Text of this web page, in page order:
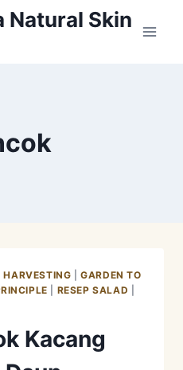
Natural Skin
HARVESTING |GARDEN TO
RESEP SALAD
Kacang